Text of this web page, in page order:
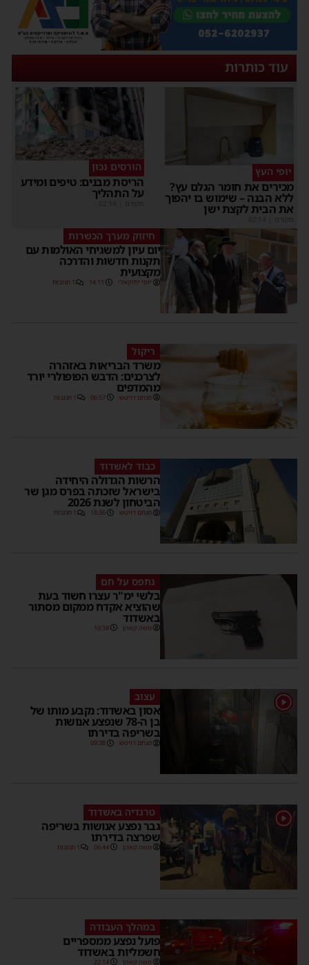
עוד כותרות
יופי העץ
מכירים את חומר הגלם עץ?
ללא הבנה – שימוש בו יהפוך
את הבית לקצת ישן
מקודם
הורסים נכון
הריסת מבנים: טיפים ומידע
על התהליך
מקודם
חיזוק מערך הכשרות
יום עיון למשגיחי האולמות עם
תקנות חדשות והדרכה
מקצועית
יוסי יחזקאלי 14:11 1 תגובות
ריקול
משרד הבריאות באזהרה
לצרכנים: הדבש הפופולרי יורד
מהמדפים
מנחם דויטש 06:57 1 תגובות
כבוד לאשדוד
הרשות הגדולה היחידה
בישראל שזכתה בפרס מגן שר
הביטחון לשנת 2026
מנחם דויטש 18:36 1 תגובות
נתפס על חם
בלשי ימ"ר עצרו חשוד בעת
שהוציא אקדח ממקום מסתור
באשדוד
משה קאהן 10:38
1 עצוב
אסון באשדוד: נקבע מותו של
בן ה-78 שנפצע אנושות
בשריפה בדירתו
מנחם דויטש 09:38
1 טרגדיה באשדוד
גבר נפצע אנושות בשריפה
שפרצה בדירתו
משה קאהן 06:44 1 תגובות
במהלך העבודה
פועל נפצע ממספריים
חשמליות באשדוד
משה קאהן 22:14